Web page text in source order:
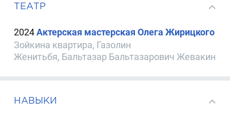
ТЕАТР
2024Актерская мастерская Олега Жирицкого
Зойкина квартира, Газолин
Женитьбя, Бальтазар Бальтазарович Жевакин
НАВЫКИ